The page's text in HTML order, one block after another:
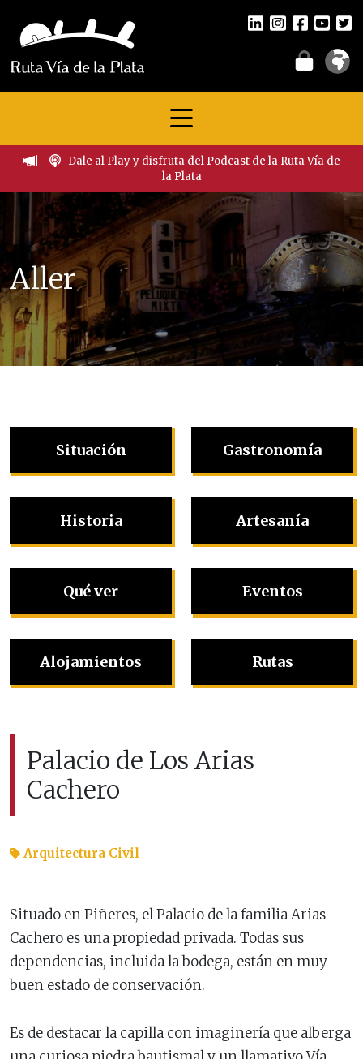
Dale al Play y disfruta del Podcast de la Ruta Vía de
la Plata
Aller
Situación
Historia
Qué ver
Alojamientos
Gastronomía
Artesanía
Eventos
Rutas
Palacio de Los Arias
Cachero
Arquitectura Civil
Situado en Piñeres, el Palacio de la familia Arias –
Cachero es una propiedad privada. Todas sus
dependencias, incluida la bodega, están en muy
buen estado de conservación.
Es de destacar la capilla con imaginería que alberga